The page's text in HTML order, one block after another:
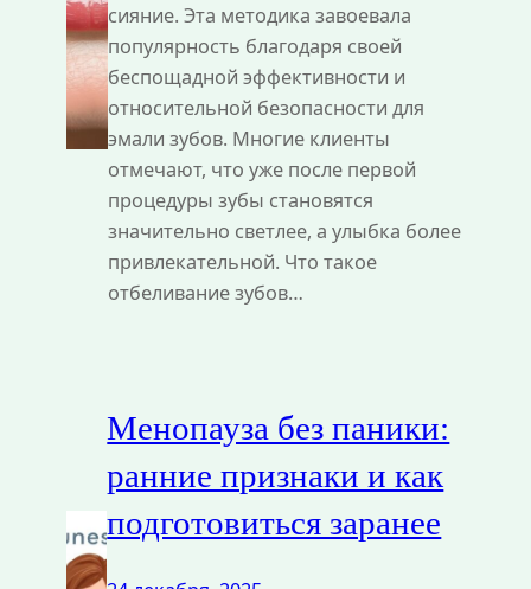
сияние. Эта методика завоевала
популярность благодаря своей
беспощадной эффективности и
относительной безопасности для
эмали зубов. Многие клиенты
отмечают, что уже после первой
процедуры зубы становятся
значительно светлее, а улыбка более
привлекательной. Что такое
отбеливание зубов…
Менопауза без паники:
ранние признаки и как
подготовиться заранее